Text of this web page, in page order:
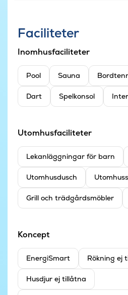
Faciliteter
Inomhusfaciliteter
Pool Sauna
Dart Spelkonsol
Utomhusfaciliteter
Lekanläggningar för barn
Utomhusdusch
Grill och trädgårdsmöbler
Koncept
EnergiSmart Rökning ej
Husdjur ej tillåtna